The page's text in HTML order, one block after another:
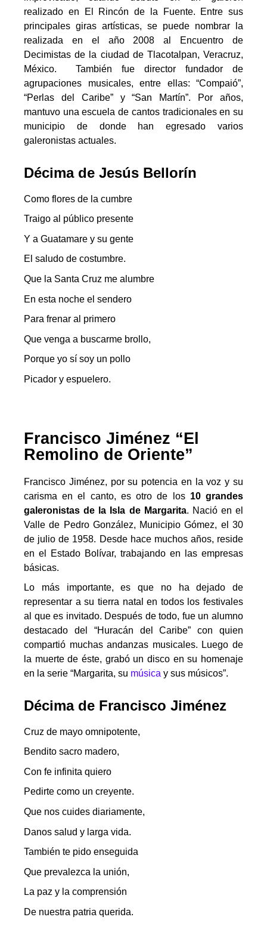
realizado en El Rincón de la Fuente. Entre sus
principales giras artísticas, se puede nombrar la
realizada en el año 2008 al Encuentro de
Decimistas de la ciudad de Tlacotalpan, Veracruz,
México. También fue director fundador de
agrupaciones musicales, entre ellas: “Compaió”,
“Perlas del Caribe” y “San Martín”. Por años,
mantuvo una escuela de cantos tradicionales en su
municipio de donde han egresado varios
galeronistas actuales.
Décima de Jesús Bellorín
Como flores de la cumbre
Traigo al público presente
Y a Guatamare y su gente
El saludo de costumbre.
Que la Santa Cruz me alumbre
En esta noche el sendero
Para frenar al primero
Que venga a buscarme brollo,
Porque yo sí soy un pollo
Picador y espuelero.
Francisco Jiménez “El
Remolino de Oriente”
Francisco Jiménez, por su potencia en la voz y su
carisma en el canto, es otro de los 10 grandes
galeronistas de la Isla de Margarita. Nació en el
Valle de Pedro González, Municipio Gómez, el 30
de julio de 1958. Desde hace muchos años, reside
en el Estado Bolívar, trabajando en las empresas
básicas.
Lo más importante, es que no ha dejado de
representar a su tierra natal en todos los festivales
al que es invitado. Después de todo, fue un alumno
destacado del “Huracán del Caribe” con quien
compartió muchas andanzas musicales. Luego de
la muerte de éste, grabó un disco en su homenaje
en la serie “Margarita, su música y sus músicos”.
Décima de Francisco Jiménez
Cruz de mayo omnipotente,
Bendito sacro madero,
Con fe infinita quiero
Pedirte como un creyente.
Que nos cuides diariamente,
Danos salud y larga vida.
También te pido enseguida
Que prevalezca la unión,
La paz y la comprensión
De nuestra patria querida.